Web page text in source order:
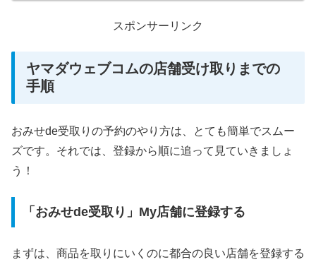
スポンサーリンク
ヤマダウェブコムの店舗受け取りまでの
手順
おみせde受取りの予約のやり方は、とても簡単でスムー
ズです。それでは、登録から順に追って見ていきましょ
う！
「おみせde受取り」My店舗に登録する
まずは、商品を取りにいくのに都合の良い店舗を登録する